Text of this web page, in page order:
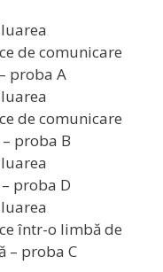
de comunicare
proba A
de comunicare
proba B
proba D
într-o limbă de
– proba C